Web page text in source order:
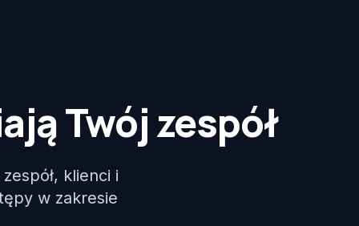
Twój zespół
klienci i
w zakresie